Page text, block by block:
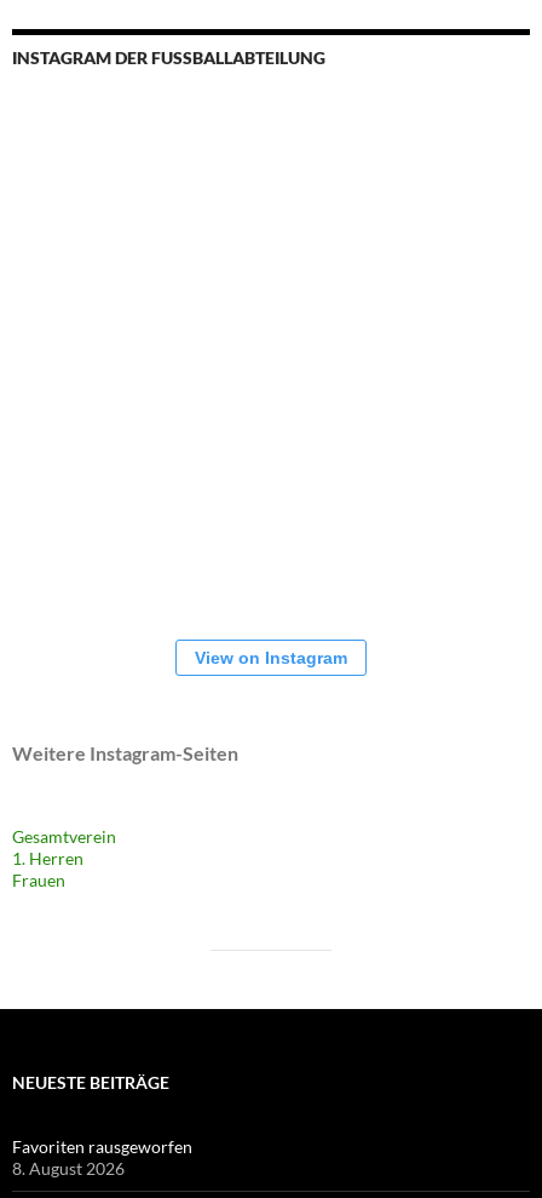
INSTAGRAM DER FUSSBALLABTEILUNG
View on Instagram
Weitere Instagram-Seiten
Gesamtverein
1. Herren
Frauen
NEUESTE BEITRÄGE
Favoriten rausgeworfen
8. August 2026